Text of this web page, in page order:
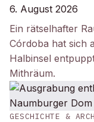
6. August 2026
Ein rätselhafter
Córdoba hat sich
Halbinsel
Mithräum.
GESCHICHTE &